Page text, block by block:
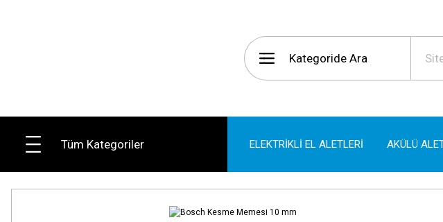
Tüm Kategoriler ELEKTRİKLİ EL ALETLERİ AKÜLÜ